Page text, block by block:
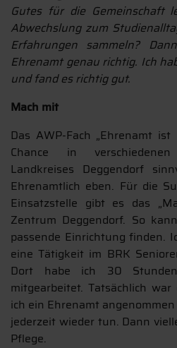
Gutes für die Gemeinschaft
Abwechslung zum
Erfahrungen sammeln?
Ehrenamt genau richtig. Ich
und fand es richtig gut.
Mach mit
Das AWP-Fach „Ehrenamt
Chance in
Landkreises Deggendorf
Ehrenamtlich eben. Für die
Einsatzstelle gibt es das
Zentrum Deggendorf. So
passende Einrichtung finden.
eine Tätigkeit im BRK
Dort habe ich 30
mitgearbeitet. Tatsächlich
ich ein Ehrenamt
jederzeit wieder tun. Dann
Pflege.